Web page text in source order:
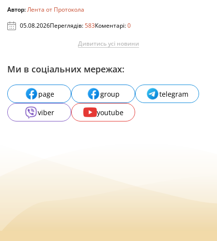
Автор:Лента от Протокола
05.08.2026Переглядів:583Коментарі:0
Дивитись усі новини
Ми в соціальних мережах:
page group
telegram
viber
youtube